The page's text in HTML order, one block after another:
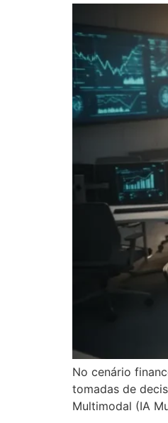
No cenário
tomadas de
Multimodal (IA